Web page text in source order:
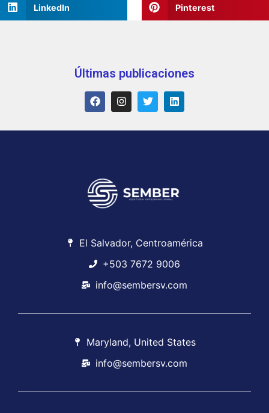
LinkedIn Pinterest
Últimas publicaciones
El Salvador, Centroamérica
+503 7672 9006
info@sembersv.com
Maryland, United States
info@sembersv.com